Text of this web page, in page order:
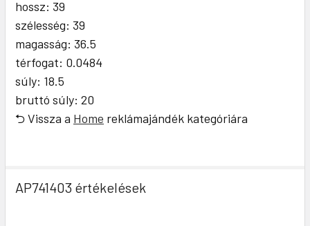
hossz: 39
szélesség: 39
magasság: 36.5
térfogat: 0.0484
súly: 18.5
bruttó súly: 20
⮌ Vissza a Home reklámajándék kategóriára
AP741403 értékelések